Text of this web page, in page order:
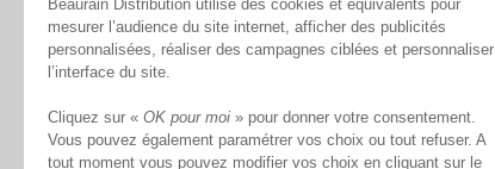
122,47 €
Beaurain Distribution utilise des cookies et équivalents pour
mesurer l’audience du site internet, afficher des publicités
personnalisées, réaliser des campagnes ciblées et personnaliser
l’interface du site.
Cliquez sur « OK pour moi » pour donner votre consentement.
Vous pouvez également paramétrer vos choix ou tout refuser. A
tout moment vous pouvez modifier vos choix en cliquant sur le